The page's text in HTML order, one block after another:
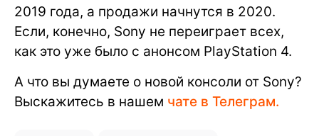
2019 года, а продажи начнутся в 2020.
Если, конечно, Sony не переиграет всех,
как это уже было с анонсом PlayStation 4.
А что вы думаете о новой консоли от Sony?
Выскажитесь в нашем чате в Телеграм.